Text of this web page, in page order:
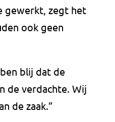
gewerkt, zegt het
ook geen
blij dat de
de verdachte. Wij
de zaak.”